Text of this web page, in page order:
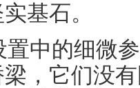
基石。
置中的细微
，它们没